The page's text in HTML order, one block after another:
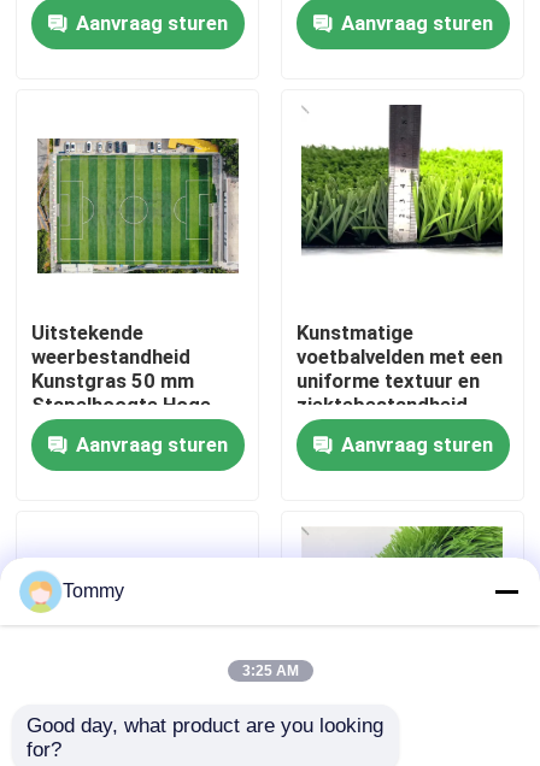
Producten
Video's
Fabriekstour
Kwaliteitscontrole
Nieuws
Offerte Aanvragen
Aanvraag sturen Aanvraag sturen
Uitstekende
weerbestandheid
Kunstgras 50 mm
Stapelhoogte Hoge
flexibiliteit
Aanvraag sturen
Kunstmatige
voetbalvelden met een
uniforme textuur en
ziektebestandheid
4x25m
Aanvraag sturen
PP-achtergrond
Tommy
3:25 AM
Good day, what product are you looking
for?